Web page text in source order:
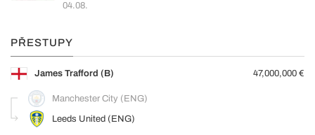
04.08.
PŘESTUPY
James Trafford (B) 47,000,000 €
Manchester City (ENG)
Leeds United (ENG)